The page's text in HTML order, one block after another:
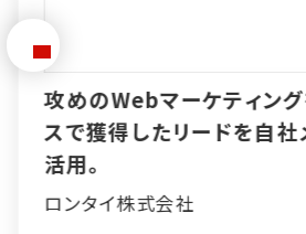
特徴的な製品を作り「売る
プロスで潜在顧客の発掘
アイセルグループ株式会社